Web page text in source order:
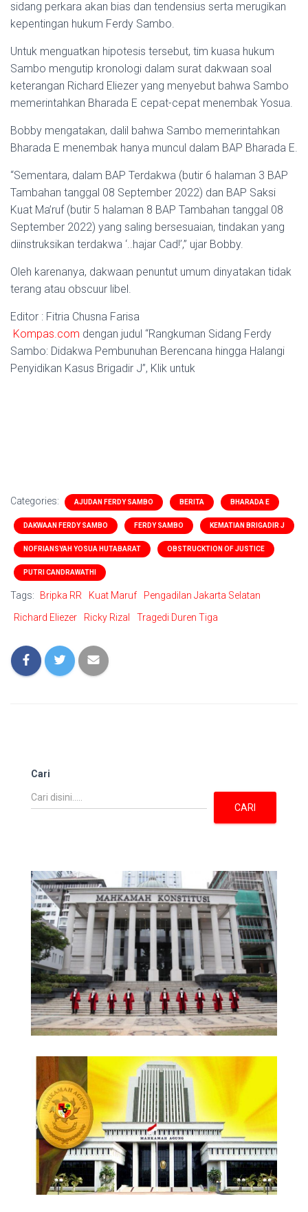
sidang perkara akan bias dan tendensius serta merugikan
kepentingan hukum Ferdy Sambo.
Untuk menguatkan hipotesis tersebut, tim kuasa hukum
Sambo mengutip kronologi dalam surat dakwaan soal
keterangan Richard Eliezer yang menyebut bahwa Sambo
memerintahkan Bharada E cepat-cepat menembak Yosua.
Bobby mengatakan, dalil bahwa Sambo memerintahkan
Bharada E menembak hanya muncul dalam BAP Bharada E.
“Sementara, dalam BAP Terdakwa (butir 6 halaman 3 BAP
Tambahan tanggal 08 September 2022) dan BAP Saksi
Kuat Ma’ruf (butir 5 halaman 8 BAP Tambahan tanggal 08
September 2022) yang saling bersesuaian, tindakan yang
diinstruksikan terdakwa ‘..hajar Cad!’,” ujar Bobby.
Oleh karenanya, dakwaan penuntut umum dinyatakan tidak
terang atau obscuur libel.
Editor : Fitria Chusna Farisa
Kompas.com dengan judul “Rangkuman Sidang Ferdy
Sambo: Didakwa Pembunuhan Berencana hingga Halangi
Penyidikan Kasus Brigadir J”, Klik untuk
Categories: AJUDAN FERDY SAMBO BERITA BHARADA E
DAKWAAN FERDY SAMBO FERDY SAMBO KEMATIAN BRIGADIR J
NOFRIANSYAH YOSUA HUTABARAT OBSTRUCKTION OF JUSTICE
PUTRI CANDRAWATHI
Tags: Bripka RR Kuat Maruf
Pengadilan Jakarta Selatan
Richard Eliezer
Ricky Rizal Tragedi Duren Tiga
Cari
CARI